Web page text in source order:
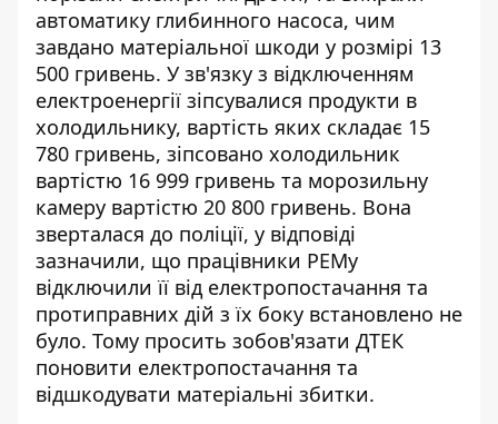
автоматику глибинного насоса, чим
завдано матеріальної шкоди у розмірі 13
500 гривень. У зв'язку з відключенням
електроенергії зіпсувалися продукти в
холодильнику, вартість яких складає 15
780 гривень, зіпсовано холодильник
вартістю 16 999 гривень та морозильну
камеру вартістю 20 800 гривень. Вона
зверталася до поліції, у відповіді
зазначили, що працівники РЕМу
відключили її від електропостачання та
протиправних дій з їх боку встановлено не
було. Тому просить зобов'язати ДТЕК
поновити електропостачання та
відшкодувати матеріальні збитки.